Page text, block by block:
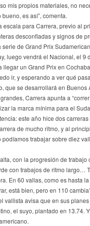
mis propios materiales, no
es así”, comenta.
escala para Carrera, previo al
desconfiadas y signos de
de Grand Prix
luego vendrá el Nacional, el 9
un Grand Prix en
ir, y esperando a ver qué
que se desarrollará en Buenos
Carrera apunta a
la marca mínima para el
este año hice dos
de mucho ritmo, y al
trabajar sobre diez
con la progresión de trabajo
con trabajos de ritmo largo…
En 60 vallas, como es hasta
está bien, pero en 110
vallista avisa que en sus
el suyo, plantado en 13.74.